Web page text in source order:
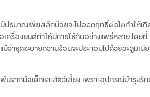
ปริมาณเพียงเล็กน้อยจะไปออกฤทธิ์ต่อไตทำให้เกิ
ครื่องยนต์ทำให้มีการใช้กันอย่างแพร่หลาย โดยที่
าชุดระบายความร้อนจะประกอบไปด้วยอะลูมิเนี
นจากมือเด็กและสัตว์เลี้ยง เพราะอุปกรณ์บำรุงรั